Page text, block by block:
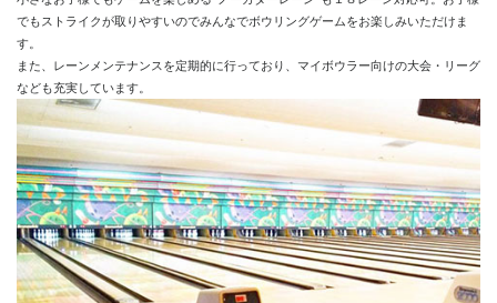
でもストライクが取りやすいのでみんなでボウリングゲームをお楽しみいただけま
す。
また、レーンメンテナンスを定期的に行っており、マイボウラー向けの大会・リーグ
なども充実しています。